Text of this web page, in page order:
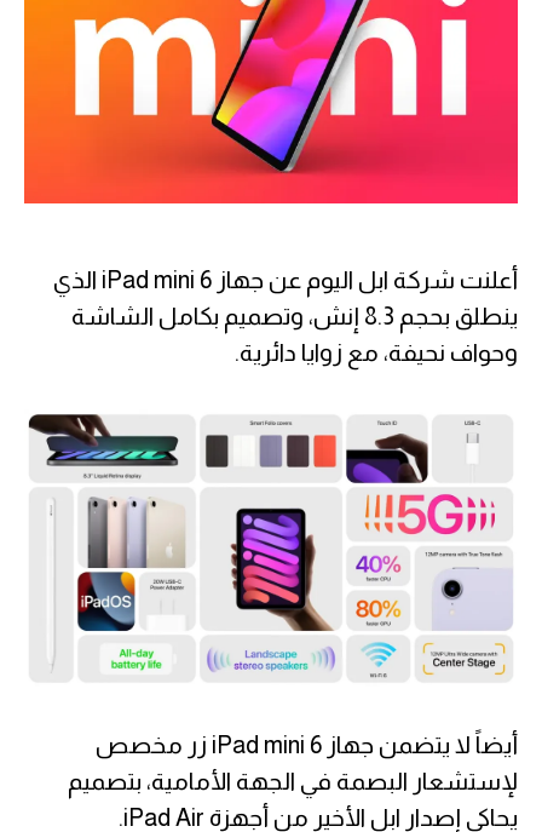
أعلنت شركة ابل اليوم عن جهاز iPad mini 6 الذي
ينطلق بحجم 8.3 إنش، وتصميم بكامل الشاشة
وحواف نحيفة، مع زوايا دائرية.
أيضاً لا يتضمن جهاز iPad mini 6 زر مخصص
لإستشعار البصمة في الجهة الأمامية، بتصميم
يحاكي إصدار ابل الأخير من أجهزة iPad Air.